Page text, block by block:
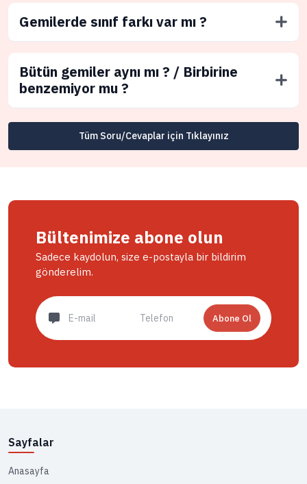
Gemilerde sınıf farkı var mı ?
Bütün gemiler aynı mı ? / Birbirine
benzemiyor mu ?
Tüm Soru/Cevaplar için Tıklayınız
Bültenimize abone olun
Sadece kaydolun, size e-postayla bir bildirim
gönderelim.
Abone Ol
Sayfalar
Anasayfa